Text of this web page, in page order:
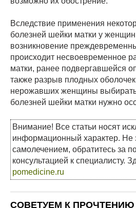
Вследствие применения
болезней шейки матки у
возникновение
происходит несвоевременное
матки, ранее подвергавшейся
также разрыв плодных
нерожавших женщины
болезней шейки матки нужно
Внимание! Все статьи носят
информационный характер. Не
самолечением, обратитесь за
консультацией к специалисту.
pomedicine.ru
СОВЕТУЕМ К ПРОЧТЕНИЮ